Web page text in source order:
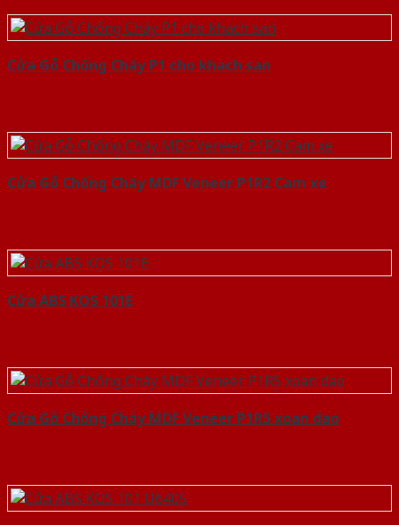
Cửa Gỗ Chống Cháy P1 cho khach san
Cửa Gỗ Chống Cháy MDF Veneer P1R2 Cam xe
Cửa ABS KOS 101E
Cửa Gỗ Chống Cháy MDF Veneer P1R5 xoan dao